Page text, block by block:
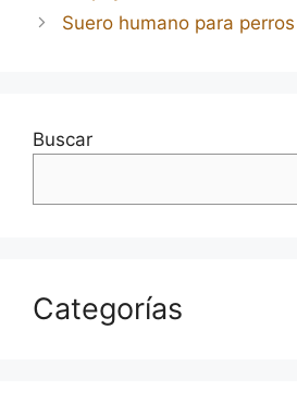
de
Suero humano para perros
Buscar
Categorías